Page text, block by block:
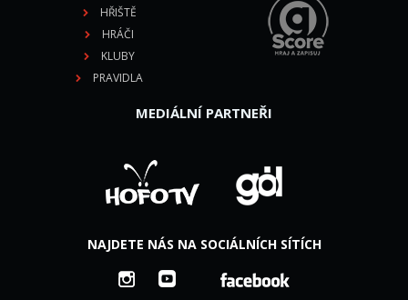
HŘIŠTĚ
HRÁČI
KLUBY
PRAVIDLA
MEDIÁLNÍ PARTNEŘI
NAJDETE NÁS NA SOCIÁLNÍCH SÍTÍCH